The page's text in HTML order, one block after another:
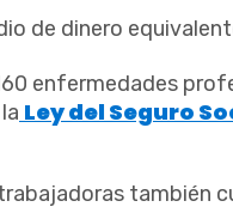
de dinero
enfermedades
Ley del Seguro
también